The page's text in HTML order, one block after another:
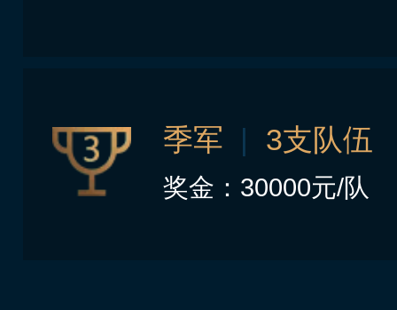
季军 | 3支队伍
奖金：30000元/队